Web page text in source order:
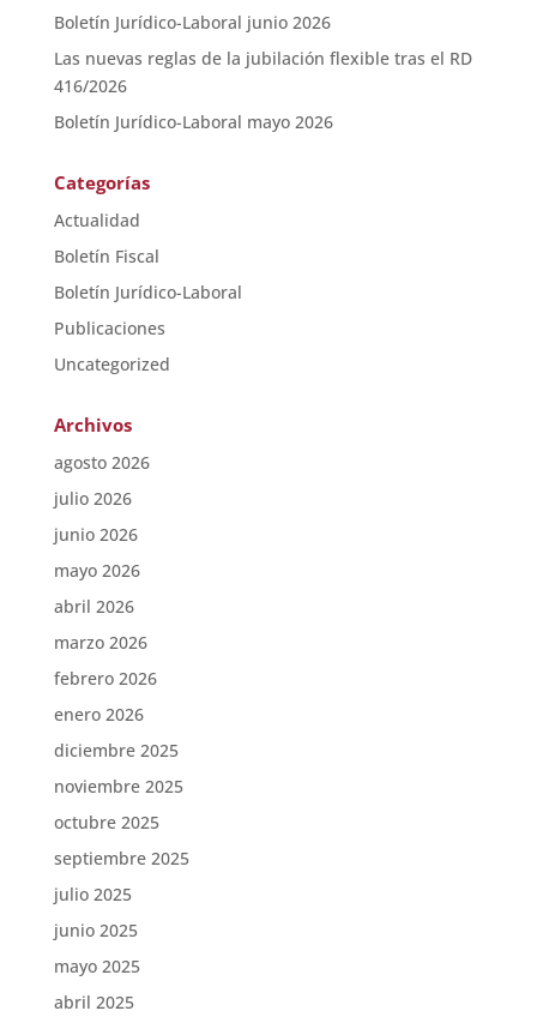
Boletín Jurídico-Laboral junio 2026
Las nuevas reglas de la jubilación flexible tras el RD
416/2026
Boletín Jurídico-Laboral mayo 2026
Categorías
Actualidad
Boletín Fiscal
Boletín Jurídico-Laboral
Publicaciones
Uncategorized
Archivos
agosto 2026
julio 2026
junio 2026
mayo 2026
abril 2026
marzo 2026
febrero 2026
enero 2026
diciembre 2025
noviembre 2025
octubre 2025
septiembre 2025
julio 2025
junio 2025
mayo 2025
abril 2025